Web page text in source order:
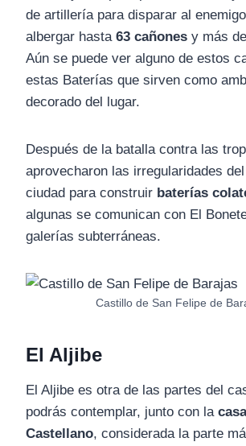
de artillería para disparar al
albergar hasta 63 cañones y más
Aún se puede ver alguno de estos
estas Baterías que sirven como
decorado del lugar.
Después de la batalla contra las
aprovecharon las irregularidades
ciudad para construir baterías
algunas se comunican con El
galerías subterráneas.
Castillo de San Felipe de
El Aljibe
El Aljibe es otra de las partes del
podrás contemplar, junto con la
Castellano, considerada la parte